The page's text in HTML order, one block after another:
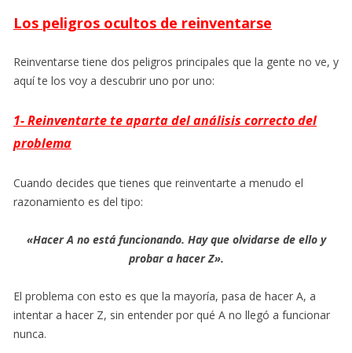
Los peligros ocultos de reinventarse
Reinventarse tiene dos peligros principales que la gente no ve, y
aquí te los voy a descubrir uno por uno:
1- Reinventarte te aparta del análisis correcto del
problema
Cuando decides que tienes que reinventarte a menudo el
razonamiento es del tipo:
«Hacer A no está funcionando. Hay que olvidarse de ello y
probar a hacer Z».
El problema con esto es que la mayoría, pasa de hacer A, a
intentar a hacer Z, sin entender por qué A no llegó a funcionar
nunca.